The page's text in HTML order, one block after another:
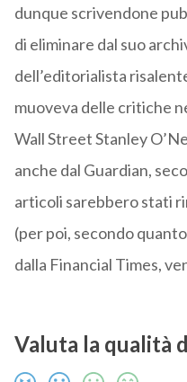
dunque scrivendone
di eliminare dal suo
dell’editorialista
muoveva delle critiche
Wall Street Stanley
anche dal Guardian,
articoli sarebbero stati
(per poi, secondo
dalla Financial Times,
Valuta la qualità